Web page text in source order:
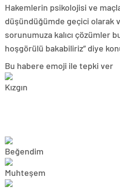
Hakemlerin psikolojisi ve
düşündüğümde geçici olarak
sorunumuza kalıcı çözümler
hoşgörülü bakabiliriz” diye
Bu habere emoji ile tepki ver